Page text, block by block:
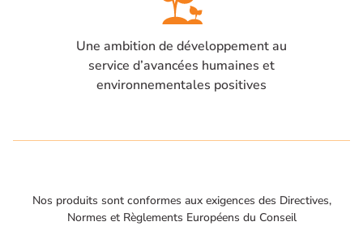
Une ambition de développement au
service d’avancées humaines et
environnementales positives
Nos produits sont conformes aux exigences des Directives,
Normes et Règlements Européens du Conseil